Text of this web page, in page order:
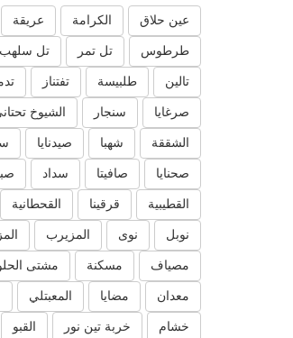
عين حلاق الكرامة عريقة
طرطوس تل تمر تل سلهب
تالين طلبيسة تفتناز
صرغايا سنجار الشيوخ
الشققة شهبا صيدنايا
صحنايا صافيتا سداد
القطيبية قرقينا القحطانية
نوبل نوى المزيرب
مصياف مسكنة مشتى
معدان مضايا المعبتلي
خشام خربة تين نور القبو